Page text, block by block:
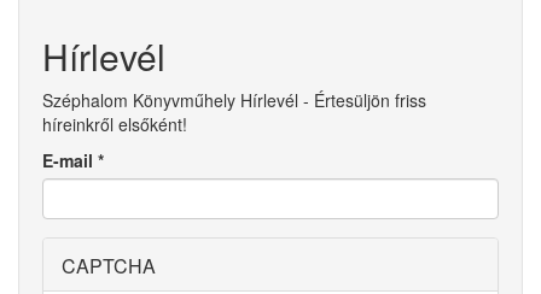
Hírlevél
Széphalom Könyvműhely Hírlevél - Értesüljön friss
híreinkről elsőként!
E-mail *
CAPTCHA